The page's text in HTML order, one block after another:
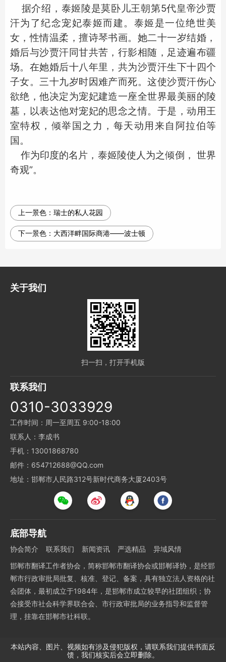
据介绍，泰姬陵是莫卧儿王朝第5代皇帝沙贾
汗为了纪念宠妃泰姬而建。泰姬是一位绝世美
女，性情温柔，擅诗琴书画。她二十一岁结婚，
婚后与沙贾汗同甘共苦，行影相随，足迹遍布疆
场。在她婚后十八年里，共为沙贾汗生下十四个
子女。三十九岁时因难产而死。这使沙贾汗伤心
欲绝，他决定为宠妃建造一座全世界最美丽的陵
墓，以表达他对宠妃的思念之情。于是，动用王
室特权，倾举国之力，每天动用来自阿拉伯等
国。
作为印度的名片，泰姬陵使人为之倾倒， 世界
奇观”。
上一景色： 瑞士的私人花园
下一景色： 大西洋畔国际商港——波士顿
关于我们
扫一扫，打开手机版
联系我们
0310-3033929
工作时间：周一至周五 9:00-18:00
联系人：李成书
手机：13001868780
邮件：654712688@QQ.com
地址：邯郸市人民路312号新时代商务大厦2403号
底部导航
协会简介 联系我们 新闻资讯 严选精品
异域风情
邯郸市翻译工作者协会，简称邯郸市翻译协会或邯郸译协，是经邯
郸市行政审批局批复、核准、登记、备案，具有独立法人资格的社
会团体，最初成立于1984年，是邯郸市成立较早的社团组织；协
会接受市社会科学界联合会、市行政审批局的业务指导和监督管
理，挂靠在邯郸市社科联。
本站内容、图片、视频如有涉及侵犯版权，请联系我们提供书面反
馈，我们核实后会立即删除。